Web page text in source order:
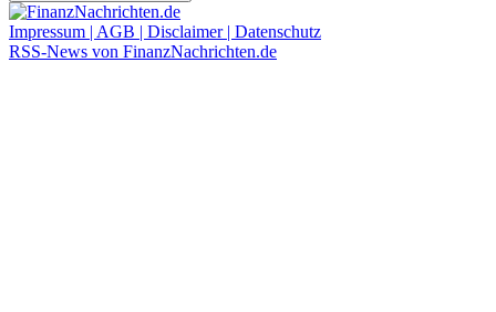
Impressum | AGB | Disclaimer | Datenschutz
RSS-News von FinanzNachrichten.de